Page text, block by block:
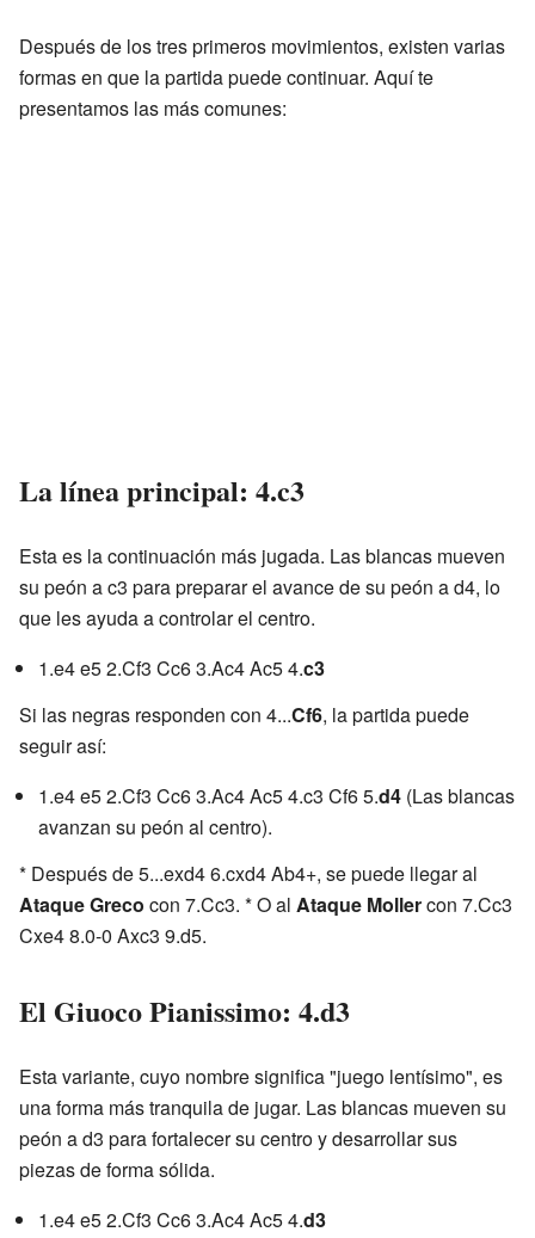
Después de los tres primeros movimientos, existen varias
formas en que la partida puede continuar. Aquí te
presentamos las más comunes:
La línea principal: 4.c3
Esta es la continuación más jugada. Las blancas mueven
su peón a c3 para preparar el avance de su peón a d4, lo
que les ayuda a controlar el centro.
1.e4 e5 2.Cf3 Cc6 3.Ac4 Ac5 4.c3
Si las negras responden con 4...Cf6, la partida puede
seguir así:
1.e4 e5 2.Cf3 Cc6 3.Ac4 Ac5 4.c3 Cf6 5.d4 (Las blancas
avanzan su peón al centro).
* Después de 5...exd4 6.cxd4 Ab4+, se puede llegar al
Ataque Greco con 7.Cc3. * O al Ataque Mollercon 7.Cc3
Cxe4 8.0-0 Axc3 9.d5.
El Giuoco Pianissimo: 4.d3
Esta variante, cuyo nombre significa "juego lentísimo", es
una forma más tranquila de jugar. Las blancas mueven su
peón a d3 para fortalecer su centro y desarrollar sus
piezas de forma sólida.
1.e4 e5 2.Cf3 Cc6 3.Ac4 Ac5 4.d3